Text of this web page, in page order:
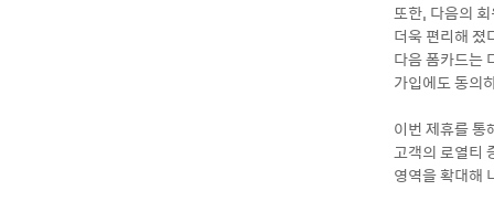
또한, 다음의
더욱 편리해 졌
다음 폼카드
가입에도 동의
이번 제휴를 통
고객의 로열티
영역을 확대해